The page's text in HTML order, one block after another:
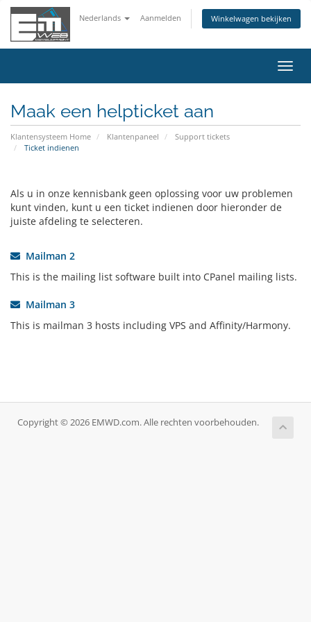
Nederlands Aanmelden Winkelwagen bekijken
in-/
Maak een helpticket aan
Klantensysteem Home Klantenpaneel
Support tickets
Ticket indienen
Als u in onze kennisbank geen oplossing voor uw problemen
kunt vinden, kunt u een ticket indienen door hieronder de
juiste afdeling te selecteren.
Mailman 2
This is the mailing list software built into CPanel mailing lists.
Mailman 3
This is mailman 3 hosts including VPS and Affinity/Harmony.
Copyright © 2026 EMWD.com. Alle rechten voorbehouden.